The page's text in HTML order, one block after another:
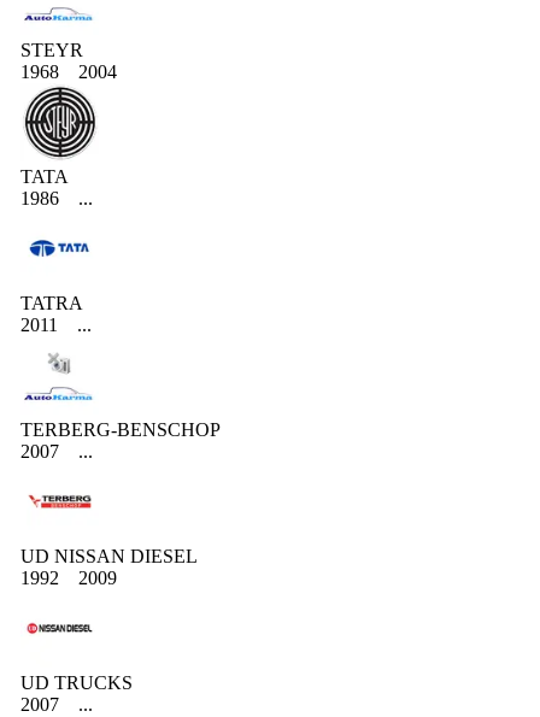
STEYR
1968
2004
TATA
1986
...
TATRA
2011
...
TERBERG-BENSCHOP
2007
...
UD NISSAN DIESEL
1992
2009
UD TRUCKS
2007
...